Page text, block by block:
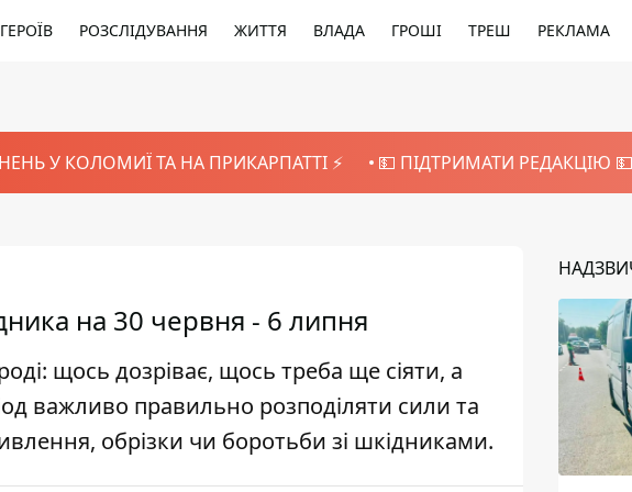
РОЗСЛІДУВАННЯ ЖИТТЯ ВЛАДА ГРОШІ ТРЕШ РЕКЛАМА
У КОЛОМИЇ ТА НА ПРИКАРПАТТІ ⚡️ 💵 ПІДТРИМАТИ РЕДАКЦІЮ 💵
на 30 червня - 6 липня
щось дозріває, щось треба ще сіяти, а
важливо правильно розподіляти сили та
обрізки чи боротьби зі шкідниками.